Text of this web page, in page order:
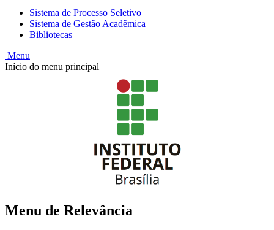
Sistema de Processo Seletivo
Sistema de Gestão Acadêmica
Bibliotecas
Menu
Início do menu principal
Menu de Relevância